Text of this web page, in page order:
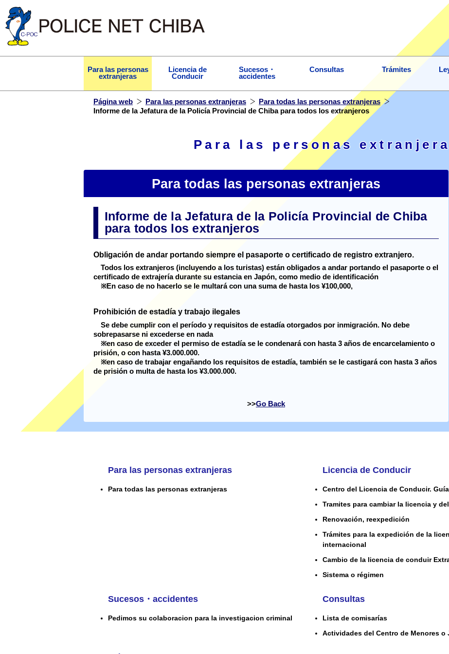
Para las personas
extranjeras
Licencia de
Conducir
Sucesos・
accidentes
Consultas Trámites
Página web Para las personas extranjeras
Para todas las personas extranjeras
Informe de la Jefatura de la Policía Provincial de Chiba para todos los extranjeros
Para las personas
Para todas las personas extranjeras
Informe de la Jefatura de la Policía Provincial de Chiba
para todos los extranjeros
Obligación de andar portando siempre el pasaporte o certificado de registro extranjero.
Todos los extranjeros (incluyendo a los turistas) están obligados a andar portando el pasaporte o el
certificado de extrajería durante su estancia en Japón, como medio de identificación
※En caso de no hacerlo se le multará con una suma de hasta los ¥100,000,
Prohibición de estadía y trabajo ilegales
Se debe cumplir con el período y requisitos de estadía otorgados por inmigración. No debe
sobrepasarse ni excederse en nada
※en caso de exceder el permiso de estadía se le condenará con hasta 3 años de encarcelamiento o
prisión, o con hasta ¥3.000.000.
※en caso de trabajar engañando los requisitos de estadía, también se le castigará con hasta 3 años
de prisión o multa de hasta los ¥3.000.000.
Go Back
Para las personas extranjeras
Para todas las personas extranjeras
Licencia de Conducir
Centro del Licencia de Conducir. Guía
Tramites para cambiar la licencia y
Renovación, reexpedición
Trámites para la expedición de la
internacional
Cambio de la licencia de conduir
Sistema o régimen
Sucesos・accidentes
Pedimos su colaboracion para la investigacion criminal
Consultas
Lista de comisarías
Actividades del Centro de Menores o